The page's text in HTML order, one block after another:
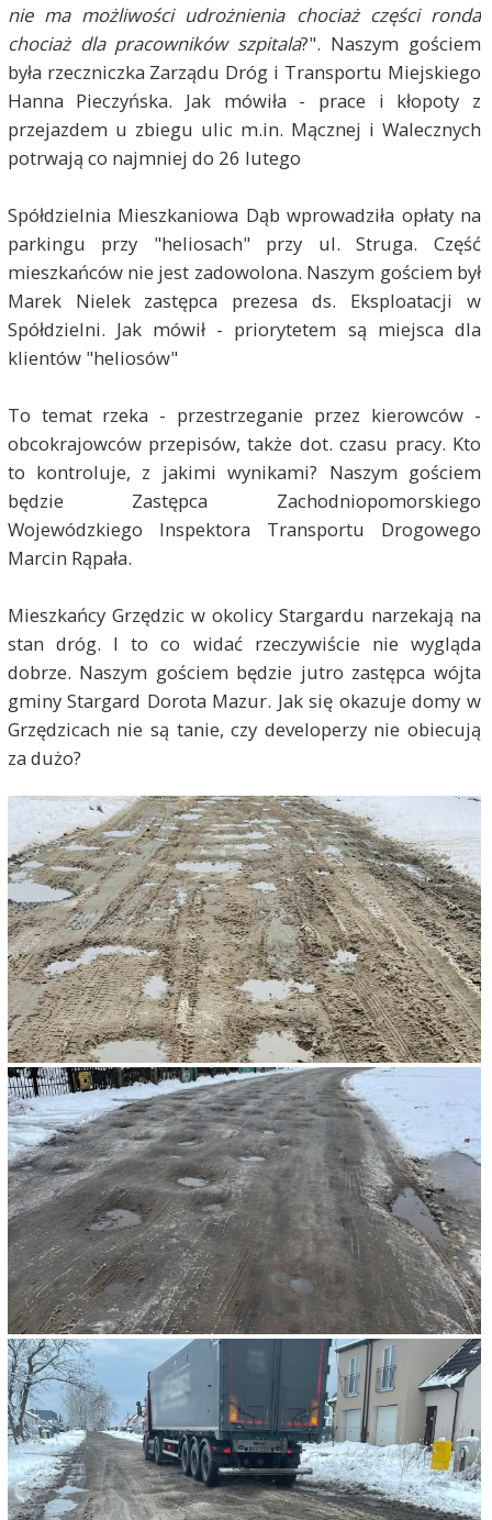
nie ma możliwości udrożnienia chociaż części ronda
chociaż dla pracowników szpitala?". Naszym gościem
była rzeczniczka Zarządu Dróg i Transportu Miejskiego
Hanna Pieczyńska. Jak mówiła - prace i kłopoty z
przejazdem u zbiegu ulic m.in. Mącznej i Walecznych
potrwają co najmniej do 26 lutego
Spółdzielnia Mieszkaniowa Dąb wprowadziła opłaty na
parkingu przy "heliosach" przy ul. Struga. Część
mieszkańców nie jest zadowolona. Naszym gościem był
Marek Nielek zastępca prezesa ds. Eksploatacji w
Spółdzielni. Jak mówił - priorytetem są miejsca dla
klientów "heliosów"
To temat rzeka - przestrzeganie przez kierowców -
obcokrajowców przepisów, także dot. czasu pracy. Kto
to kontroluje, z jakimi wynikami? Naszym gościem
będzie Zastępca Zachodniopomorskiego
Wojewódzkiego Inspektora Transportu Drogowego
Marcin Rąpała.
Mieszkańcy Grzędzic w okolicy Stargardu narzekają na
stan dróg. I to co widać rzeczywiście nie wygląda
dobrze. Naszym gościem będzie jutro zastępca wójta
gminy Stargard Dorota Mazur. Jak się okazuje domy w
Grzędzicach nie są tanie, czy developerzy nie obiecują
za dużo?